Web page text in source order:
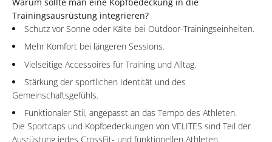
Trainingsausrüstung integrieren?
Schutz vor Sonne oder Kälte bei Outdoor-Trainingseinheiten.
Mehr Komfort bei längeren Sessions.
Vielseitige Accessoires für Training und Alltag.
Stärkung der sportlichen Identität und des
Gemeinschaftsgefühls.
Funktionaler Stil, angepasst an das Tempo des Athleten.
Die Sportcaps und Kopfbedeckungen von VELITES sind Teil der
Ausrüstung jedes CrossFit- und funktionellen Athleten.